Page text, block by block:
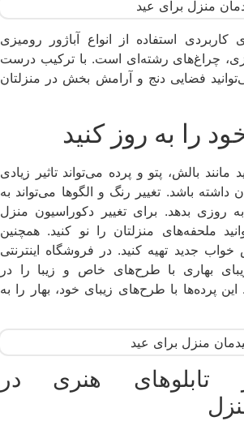
استفاده از انواع آباژور رومیزی
چراغ‌های رشته‌ای است. با ترکیب درست
فضایی دنج و آرامش بخش در منزلتان
را به روز کنید
بالش، پتو و پرده می‌تواند تاثیر زیادی
باشد. تغییر رنگ و الگوها می‌تواند به
روزی بدهد. برای تغییر دکوراسیون منزل
ملحفه‌های منزلتان را نو کنید. همچنین
جدید تهیه کنید. در فروشگاه اینترنتی
بهاری با طرح‌های خاص و زیبا را در
این پرده‌ها با طرح‌های زیبای خود، بهار را به
تابلوهای هنری در